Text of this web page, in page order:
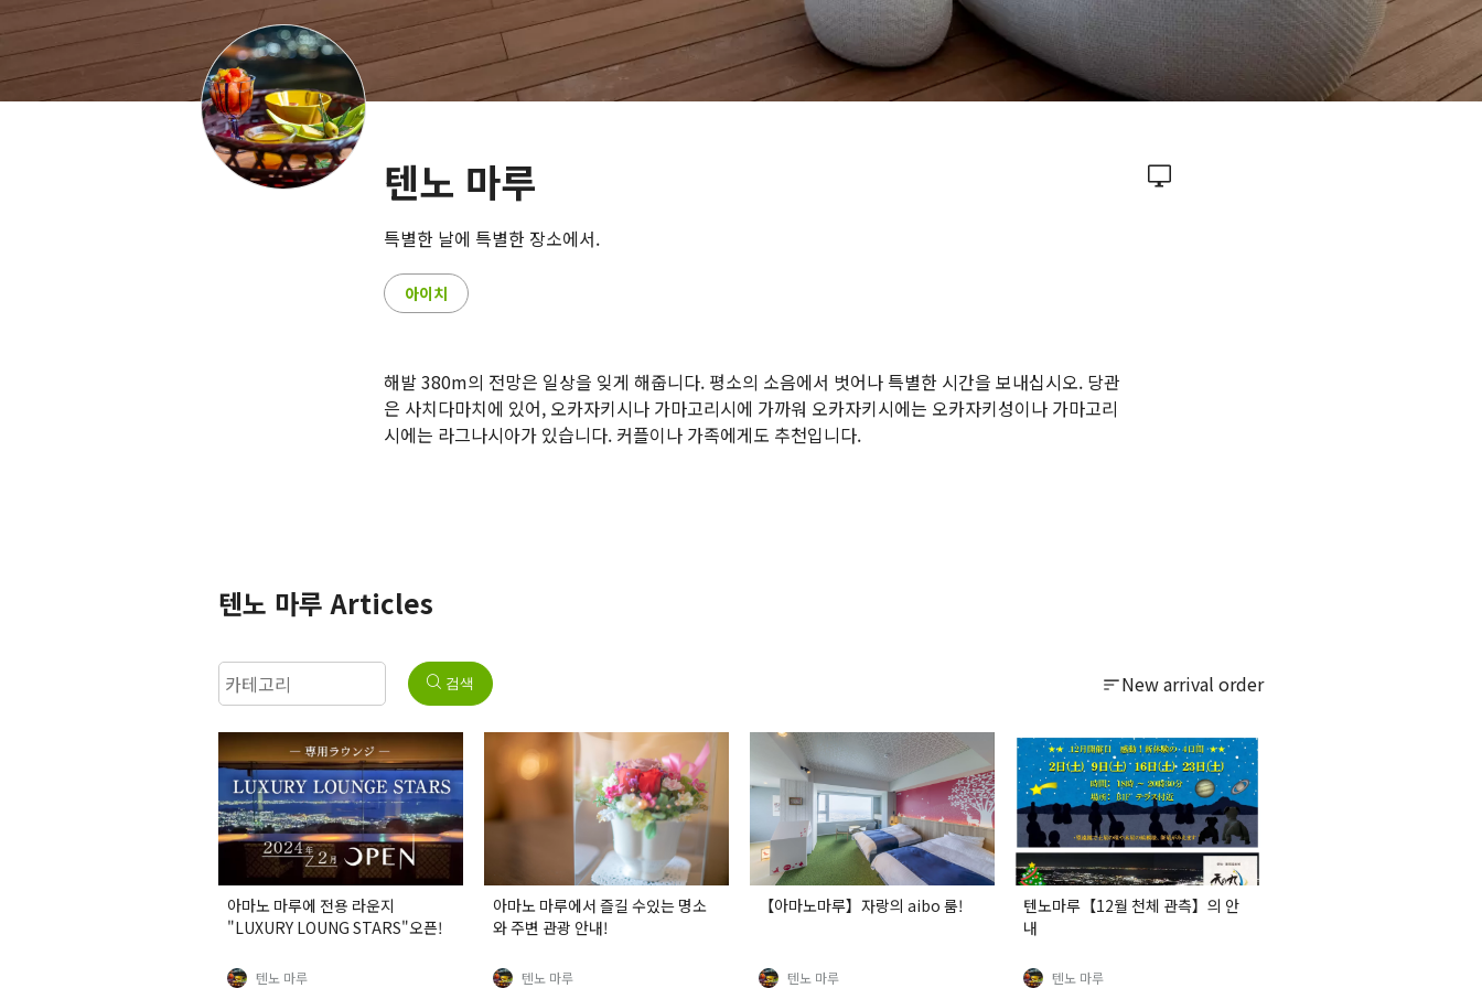
텐노 마루
특별한 날에 특별한 장소에서.
아이치
해발 380m의 전망은 일상을 잊게 해줍니다. 평소의 소음에서 벗어나 특별한 시간을 보내십시오. 당관
은 사치다마치에 있어, 오카자키시나 가마고리시에 가까워 오카자키시에는 오카자키성이나 가마고리
시에는 라그나시아가 있습니다. 커플이나 가족에게도 추천입니다.
텐노 마루 Articles
검색 New arrival order
아마노 마루에 전용 라운지
"LUXURY LOUNG STARS"오픈!
텐노 마루
아마노 마루에서 즐길 수있는 명소
와 주변 관광 안내!
텐노 마루
【아마노마루】자랑의 aibo 룸!
텐노 마루
텐노마루【12월 천체 관측】의 안
내
텐노 마루